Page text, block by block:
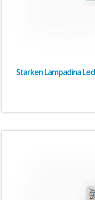
Starken Lampadina